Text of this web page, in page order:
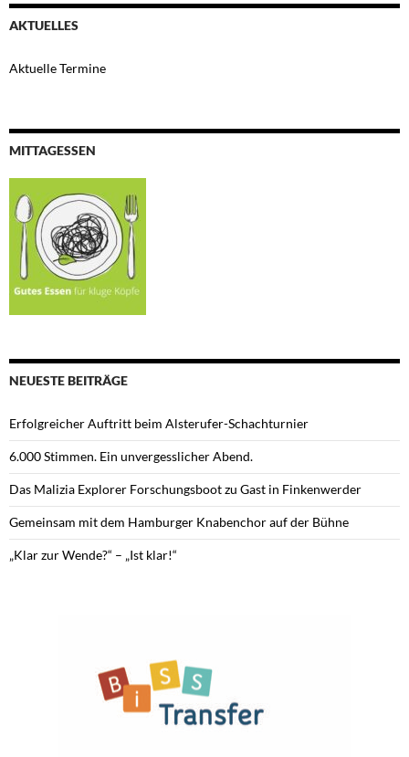
AKTUELLES
Aktuelle Termine
MITTAGESSEN
NEUESTE BEITRÄGE
Erfolgreicher Auftritt beim Alsterufer-Schachturnier
6.000 Stimmen. Ein unvergesslicher Abend.
Das Malizia Explorer Forschungsboot zu Gast in Finkenwerder
Gemeinsam mit dem Hamburger Knabenchor auf der Bühne
„Klar zur Wende?“ – „Ist klar!“